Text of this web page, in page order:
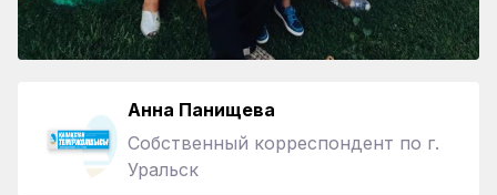
Анна Панищева
Собственный корреспондент по г.
Уральск